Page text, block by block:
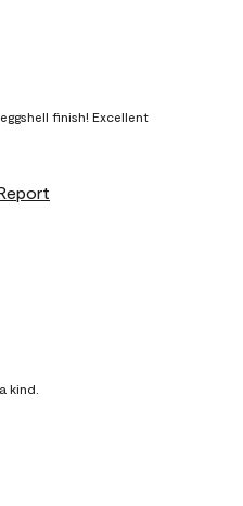
finish! Excellent
kind.